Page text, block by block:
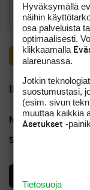
Ilmoittajan
Nimi
Sähköposti
Hyväksymällä
näihin
osa palveluista
optimaalisesti.
klikkaamalla
alareunassa.
Jotkin
suostumustasi,
(esim. sivun
muuttaa kaikkia
Asetukset -
Tietosuoja